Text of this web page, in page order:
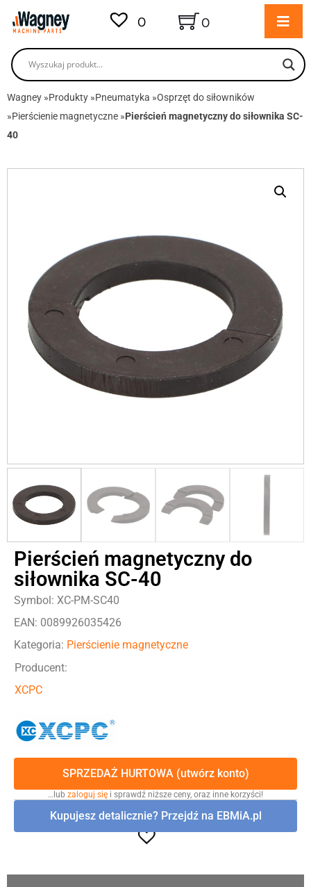
0 0
Wagney »Produkty »Pneumatyka »Osprzęt do siłowników
»Pierścienie magnetyczne »Pierścień magnetyczny do siłownika SC-
40
Pierścień magnetyczny do
siłownika SC-40
Symbol: XC-PM-SC40
EAN: 0089926035426
Kategoria: Pierścienie magnetyczne
Producent:
XCPC
SPRZEDAŻ HURTOWA (utwórz konto)
…lub zaloguj się i sprawdź niższe ceny, oraz inne korzyści!
Kupujesz detalicznie? Przejdź na EBMiA.pl